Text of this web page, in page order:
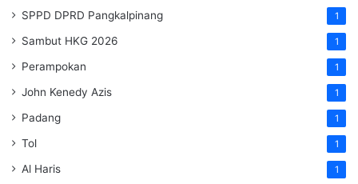
SPPD DPRD Pangkalpinang 1
Sambut HKG 2026 1
Perampokan 1
John Kenedy Azis 1
Padang 1
Tol 1
Al Haris 1